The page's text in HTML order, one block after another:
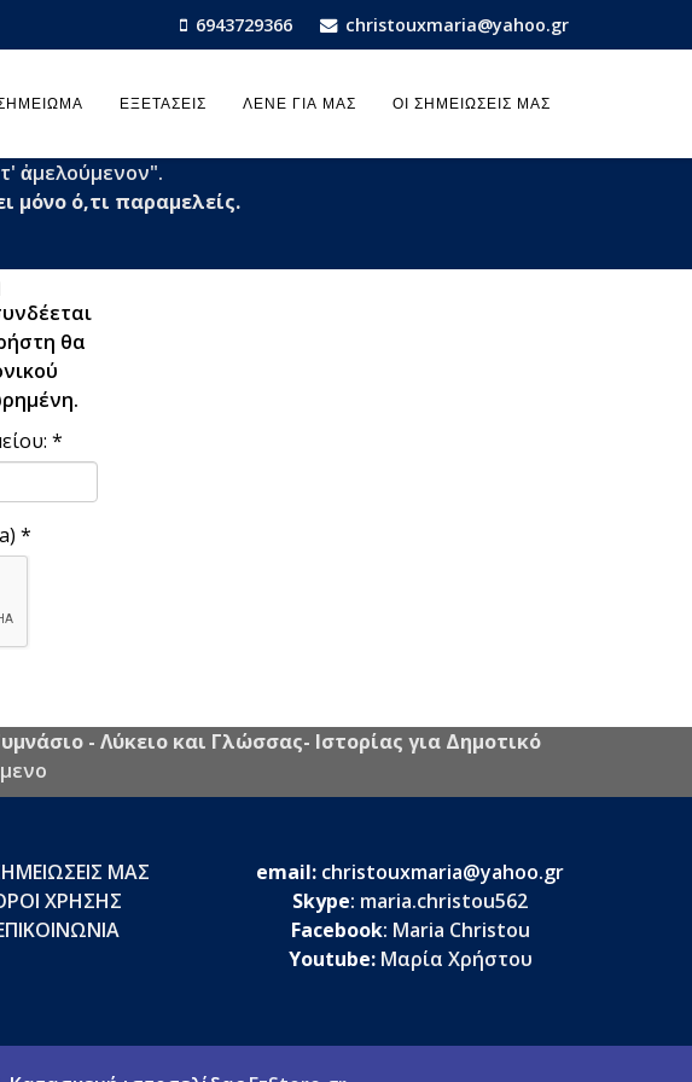
6943729366 christouxmaria@yahoo.gr
ΕΞΕΤΆΣΕΙΣ ΛΈΝΕ ΓΙΑ ΜΑΣ ΟΙ ΣΗΜΕΙΏΣΕΙΣ ΜΑΣ
ἀμελούμενον".
μόνο ό,τι παραμελείς.
θα
*
*
- Λύκειο και Γλώσσας- Ιστορίας για Δημοτικό
ΜΑΣ
ΧΡΗΣΗΣ
email: christouxmaria@yahoo.gr
Skype: maria.christou562
Facebook: Maria Christou
Youtube: Μαρία Χρήστου